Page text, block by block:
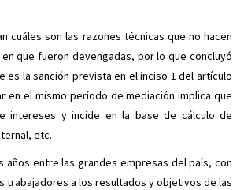
cuáles son las razones técnicas que no hacen
que fueron devengadas, por lo que concluyó
la sanción prevista en el inciso 1 del artículo
en el mismo período de mediación implica que
intereses y incide en la base de cálculo de
etc.
entre las grandes empresas del país, con
trabajadores a los resultados y objetivos de las